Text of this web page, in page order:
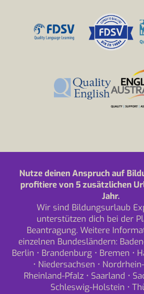
Nutze deinen Anspruch auf
profitiere von 5 zusätzlichen
Jahr.
Wir sind Bildungsurlaub
unterstützen dich bei der
Beantragung. Weitere
einzelnen Bundesländern:
Berlin • Brandenburg • Bremen •
• Niedersachsen •
Rheinland-Pfalz • Saarland •
Schleswig-Holstein •